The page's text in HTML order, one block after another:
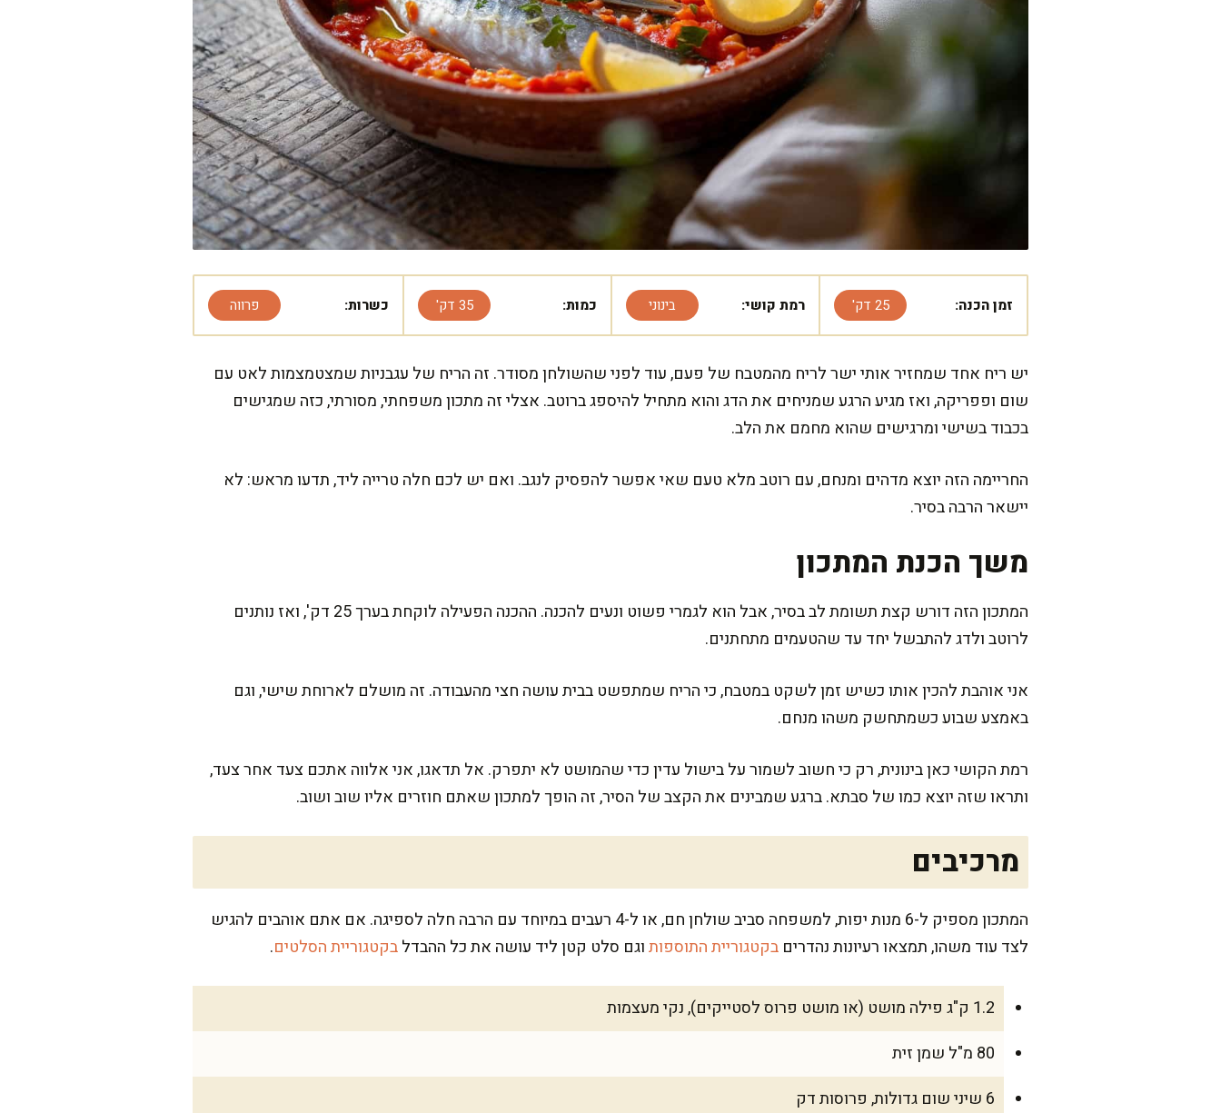
זמן הכנה: 25 דק' רמת קושי: בינוני כמות: 35 דק' כשרות: פרווה
יש ריח אחד שמחזיר אותי ישר לריח מהמטבח של פעם, עוד לפני שהשולחן מסודר. זה הריח של עגבניות שמצטמצמות לאט עם
שום ופפריקה, ואז מגיע הרגע שמניחים את הדג והוא מתחיל להיספג ברוטב. אצלי זה מתכון משפחתי, מסורתי, כזה שמגישים
בכבוד בשישי ומרגישים שהוא מחמם את הלב.
החריימה הזה יוצא מדהים ומנחם, עם רוטב מלא טעם שאי אפשר להפסיק לנגב. ואם יש לכם חלה טרייה ליד, תדעו מראש: לא
יישאר הרבה בסיר.
משך הכנת המתכון
המתכון הזה דורש קצת תשומת לב בסיר, אבל הוא לגמרי פשוט ונעים להכנה. ההכנה הפעילה לוקחת בערך 25 דק', ואז נותנים
לרוטב ולדג להתבשל יחד עד שהטעמים מתחתנים.
אני אוהבת להכין אותו כשיש זמן לשקט במטבח, כי הריח שמתפשט בבית עושה חצי מהעבודה. זה מושלם לארוחת שישי, וגם
באמצע שבוע כשמתחשק משהו מנחם.
רמת הקושי כאן בינונית, רק כי חשוב לשמור על בישול עדין כדי שהמושט לא יתפרק. אל תדאגו, אני אלווה אתכם צעד אחר צעד,
ותראו שזה יוצא כמו של סבתא. ברגע שמבינים את הקצב של הסיר, זה הופך למתכון שאתם חוזרים אליו שוב ושוב.
מרכיבים
המתכון מספיק ל-6 מנות יפות, למשפחה סביב שולחן חם, או ל-4 רעבים במיוחד עם הרבה חלה לספיגה. אם אתם אוהבים להגיש
לצד עוד משהו, תמצאו רעיונות נהדרים בקטגוריית התוספותוגם סלט קטן ליד עושה את כל ההבדלבקטגוריית הסלטים.
1.2 ק"ג פילה מושט (או מושט פרוס לסטייקים), נקי מעצמות
80 מ"ל שמן זית
6 שיני שום גדולות, פרוסות דק